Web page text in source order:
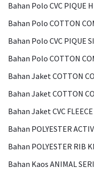
Bahan Polo CVC PIQUE
Bahan Polo COTTON
Bahan Polo CVC PIQUE
Bahan Polo COTTON
Bahan Jaket COTTON
Bahan Jaket COTTON
Bahan Jaket CVC FLEECE
Bahan POLYESTER
Bahan POLYESTER RIB
Bahan Kaos ANIMAL